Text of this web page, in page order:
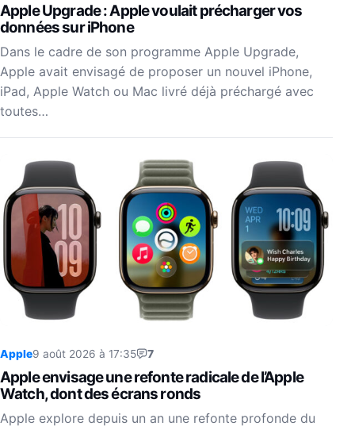
Apple Upgrade : Apple voulait précharger vos
données sur iPhone
Dans le cadre de son programme Apple Upgrade,
Apple avait envisagé de proposer un nouvel iPhone,
iPad, Apple Watch ou Mac livré déjà préchargé avec
toutes…
Apple9 août 2026 à 17:35 7
Apple envisage une refonte radicale de l’Apple
Watch, dont des écrans ronds
Apple explore depuis un an une refonte profonde du